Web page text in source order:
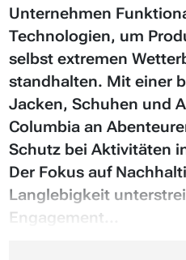
Unternehmen
Technologien, um
selbst extremen
standhalten. Mit einer
Jacken, Schuhen und
Columbia an
Schutz bei Aktivitäten
Der Fokus auf
Langlebigkeit
Engagement...